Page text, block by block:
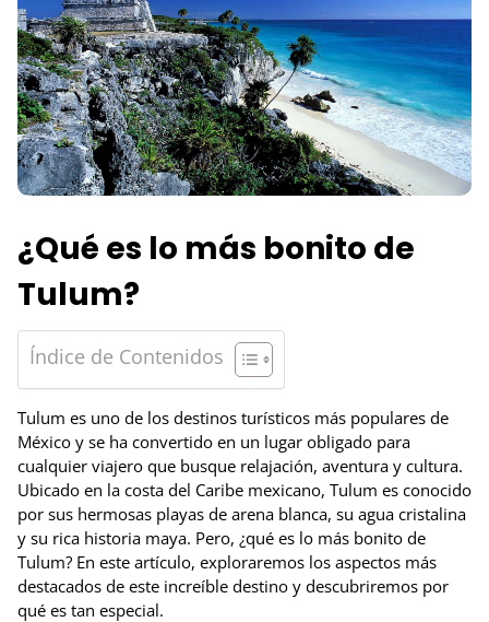
¿Qué es lo más bonito de
Tulum?
Índice de Contenidos
Tulum es uno de los destinos turísticos más populares de
México y se ha convertido en un lugar obligado para
cualquier viajero que busque relajación, aventura y cultura.
Ubicado en la costa del Caribe mexicano, Tulum es conocido
por sus hermosas playas de arena blanca, su agua cristalina
y su rica historia maya. Pero, ¿qué es lo más bonito de
Tulum? En este artículo, exploraremos los aspectos más
destacados de este increíble destino y descubriremos por
qué es tan especial.